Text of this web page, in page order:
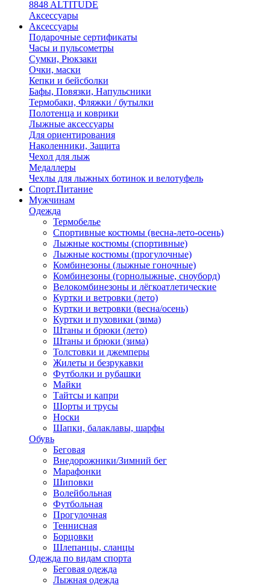
8848 ALTITUDE
Аксессуары
Аксессуары
Подарочные сертификаты
Часы и пульсометры
Сумки, Рюкзаки
Очки, маски
Кепки и бейсболки
Бафы, Повязки, Напульсники
Термобаки, Фляжки / бутылки
Полотенца и коврики
Лыжные аксессуары
Для ориентирования
Наколенники, Защита
Чехол для лыж
Медаллеры
Чехлы для лыжных ботинок и велотуфель
Спорт.Питание
Мужчинам
Одежда
Термобелье
Спортивные костюмы (весна-лето-осень)
Лыжные костюмы (спортивные)
Лыжные костюмы (прогулочные)
Комбинезоны (лыжные гоночные)
Комбинезоны (горнолыжные, сноуборд)
Велокомбинезоны и лёгкоатлетические
Куртки и ветровки (лето)
Куртки и ветровки (весна/осень)
Куртки и пуховики (зима)
Штаны и брюки (лето)
Штаны и брюки (зима)
Толстовки и джемперы
Жилеты и безрукавки
Футболки и рубашки
Майки
Тайтсы и капри
Шорты и трусы
Носки
Шапки, балаклавы, шарфы
Обувь
Беговая
Внедорожники/Зимний бег
Марафонки
Шиповки
Волейбольная
Футбольная
Прогулочная
Теннисная
Борцовки
Шлепанцы, сланцы
Одежда по видам спорта
Беговая одежда
Лыжная одежда